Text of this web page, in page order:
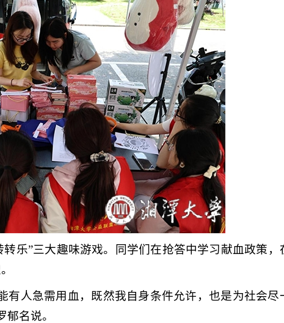
转乐”三大趣味游戏。同学们在抢答中学习献血政策，
有人急需用血，既然我自身条件允许，也是为社会尽
名说。